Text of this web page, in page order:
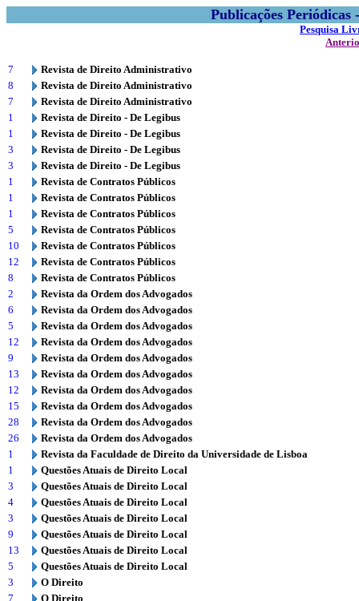
Publicações
Pesquisa
7
Revista de Direito Administrativo
8
Revista de Direito Administrativo
7
Revista de Direito Administrativo
1
Revista de Direito - De Legibus
1
Revista de Direito - De Legibus
3
Revista de Direito - De Legibus
3
Revista de Direito - De Legibus
1
Revista de Contratos Públicos
1
Revista de Contratos Públicos
1
Revista de Contratos Públicos
5
Revista de Contratos Públicos
10
Revista de Contratos Públicos
12
Revista de Contratos Públicos
8
Revista de Contratos Públicos
2
Revista da Ordem dos Advogados
6
Revista da Ordem dos Advogados
5
Revista da Ordem dos Advogados
12
Revista da Ordem dos Advogados
9
Revista da Ordem dos Advogados
13
Revista da Ordem dos Advogados
12
Revista da Ordem dos Advogados
15
Revista da Ordem dos Advogados
28
Revista da Ordem dos Advogados
26
Revista da Ordem dos Advogados
1
Revista da Faculdade de Direito da Universidade de Lisboa
1
Questões Atuais de Direito Local
3
Questões Atuais de Direito Local
4
Questões Atuais de Direito Local
3
Questões Atuais de Direito Local
9
Questões Atuais de Direito Local
13
Questões Atuais de Direito Local
5
Questões Atuais de Direito Local
3
O Direito
7
O Direito